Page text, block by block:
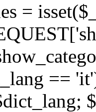
=
==